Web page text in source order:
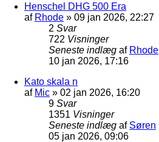
Henschel DHG 500 Era
af Rhode » 09 jan 2026, 22:27
2 Svar
722 Visninger
Seneste indlæg af Rhode
10 jan 2026, 17:16
Kato skala n
af Mic » 02 jan 2026, 16:20
9 Svar
1351 Visninger
Seneste indlæg af Søren
05 jan 2026, 09:06